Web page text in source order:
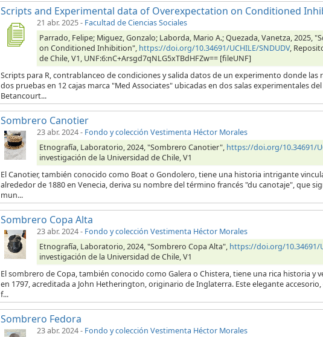
Scripts and Experimental data of Overexpectation on Conditioned
21 abr. 2025- Facultad de Ciencias Sociales
Parrado, Felipe; Miguez, Gonzalo; Laborda, Mario A.; Quezada, Vanetza,
on Conditioned Inhibition", https://doi.org/10.34691/UCHILE/SNDUDV,
de Chile, V1, UNF:6:nC+Arsgd7qNLG5xTBdHFZw== [fileUNF]
Scripts para R, contrablanceo de condiciones y salida datos de un experimento donde
dos pruebas en 12 cajas marca "Med Associates" ubicadas en dos salas experimentales
Betancourt...
Sombrero Canotier
23 abr. 2024- Fondo y colección Vestimenta Héctor Morales
Etnografía, Laboratorio, 2024, "Sombrero Canotier", https://doi.org/10.34691/
investigación de la Universidad de Chile, V1
El Canotier, también conocido como Boat o Gondolero, tiene una historia intrigante
alrededor de 1880 en Venecia, deriva su nombre del término francés "du canotaje", que
mun...
Sombrero Copa Alta
23 abr. 2024- Fondo y colección Vestimenta Héctor Morales
Etnografía, Laboratorio, 2024, "Sombrero Copa Alta", https://doi.org/10.34691/
investigación de la Universidad de Chile, V1
El sombrero de Copa, también conocido como Galera o Chistera, tiene una rica historia y
en 1797, acreditada a John Hetherington, originario de Inglaterra. Este elegante
f...
Sombrero Fedora
23 abr. 2024- Fondo y colección Vestimenta Héctor Morales